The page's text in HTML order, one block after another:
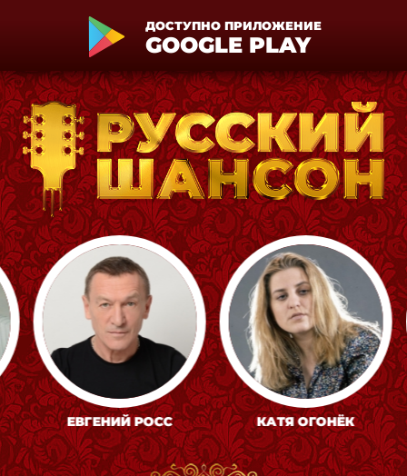
ДОСТУПНО ПРИЛОЖЕНИЕ
GOOGLE PLAY
ЕВГЕНИЙ РОСС КАТЯ ОГОНЁК